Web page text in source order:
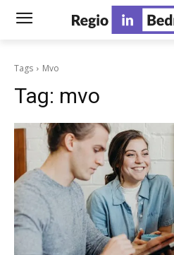
Tags Mvo
Tag: mvo